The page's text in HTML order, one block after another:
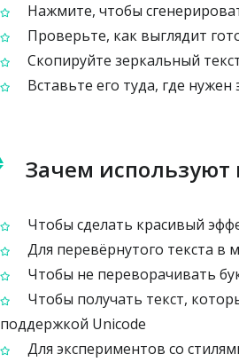
Нажмите, чтобы
Проверьте, как выглядит
Скопируйте зеркальный
Вставьте его туда, где
Зачем используют
Чтобы сделать красивый
Для перевёрнутого текста в
Чтобы не переворачивать
Чтобы получать текст,
поддержкой Unicode
Для экспериментов со